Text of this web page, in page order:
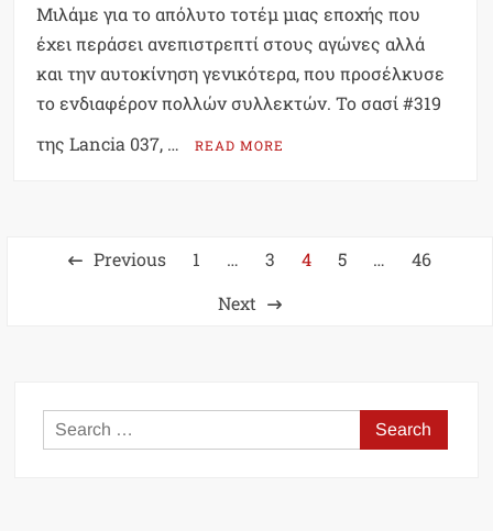
Μιλάμε για το απόλυτο τοτέμ μιας εποχής που
έχει περάσει ανεπιστρεπτί στους αγώνες αλλά
και την αυτοκίνηση γενικότερα, που προσέλκυσε
το ενδιαφέρον πολλών συλλεκτών. Το σασί #319
της Lancia 037, …
READ MORE
Posts Previous 1 … 3 4 5 …
46
Next
Search
for: